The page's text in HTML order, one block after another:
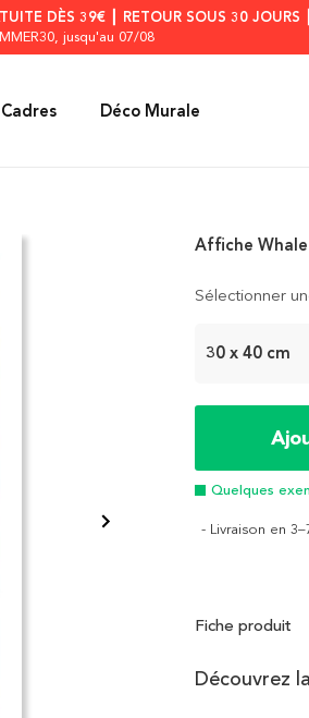
DÈS 39€ ┃ RETOUR SOUS 30 JOURS
, jusqu'au 07/08
Cadres Déco Murale
Sélectionner
30 x 40 cm
Quelques
- Livraison en
Affiche
Fiche produit
Découvrez